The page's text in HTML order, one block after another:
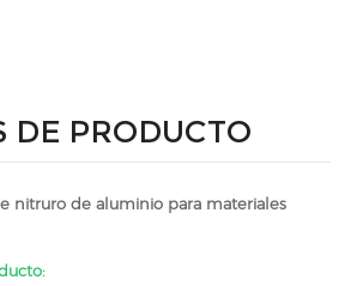
DE PRODUCTO
nitruro de aluminio para materiales